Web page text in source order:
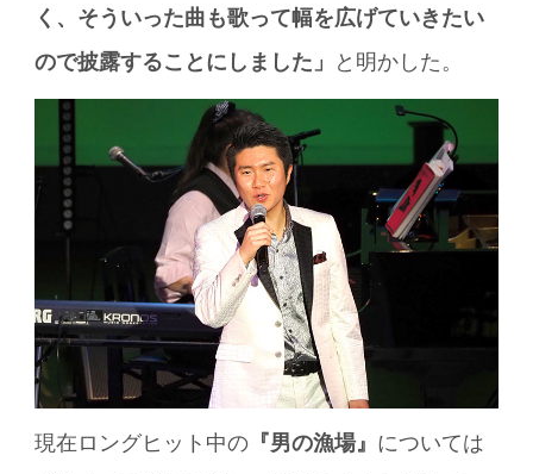
く、そういった曲も歌って幅を広げていきたい
ので披露することにしました」
と明かした。
現在ロングヒット中の 『男の漁場』 については